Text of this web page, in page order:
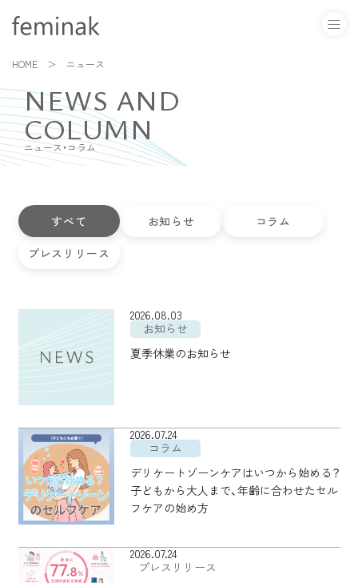
HOME ニュース
NEWS AND
COLUMN
ニュース・コラム
すべて お知らせ
コラム
プレスリリース
2026.08.03
お知らせ
夏季休業のお知らせ
2026.07.24
コラム
デリケートゾーンケアはいつから始める？
子どもから大人まで、年齢に合わせたセル
フケアの始め方
2026.07.24
プレスリリース